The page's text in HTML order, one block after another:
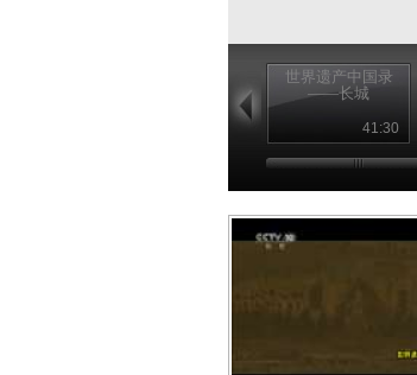
世界遗产中国录
——长城
41:30